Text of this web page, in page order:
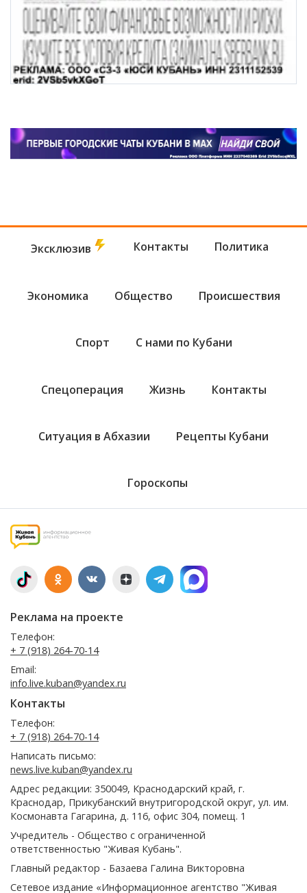
Эксклюзив Контакты Политика
Экономика Общество Происшествия
Спорт С нами по Кубани
Спецоперация Жизнь Контакты
Ситуация в Абхазии Рецепты Кубани
Гороскопы
Реклама на проекте
Телефон:
+ 7 (918) 264-70-14
Email:
info.live.kuban@yandex.ru
Контакты
Телефон:
+ 7 (918) 264-70-14
Написать письмо:
news.live.kuban@yandex.ru
Адрес редакции: 350049, Краснодарский край, г.
Краснодар, Прикубанский внутригородской округ, ул. им.
Космонавта Гагарина, д. 116, офис 304, помещ. 1
Учредитель - Общество с ограниченной
ответственностью "Живая Кубань".
Главный редактор - Базаева Галина Викторовна
Сетевое издание «Информационное агентство "Живая